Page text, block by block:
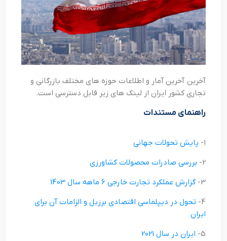
آخرین آخرین آمار و اطلاعات حوزه های مختلف بازرگانی و
تجاری کشور ایران از لینک های زیر قابل دسترسی است.
راهنمای مستندات
1- پایش تحولات جهانی
2- بررسی صادرات محصولات کشاورزي
3- گزارش عملکرد تجارت خارجی 6 ماهه سال 1403
4- تحول در دیپلماسی اقتصادی برزیل و الزامات آن برای
ایران
5- ايران در سال 2021